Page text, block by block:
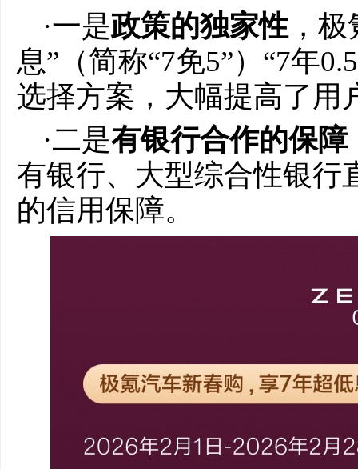
·一是政策的独家性 ，
息”（简称“7免5”）“7年
选择方案，大幅提高了用
·二是有银行合作的保障
有银行、大型综合性银行
的信用保障。